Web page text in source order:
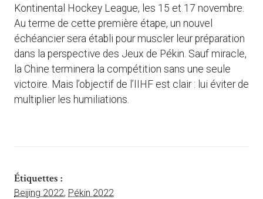
Kontinental Hockey League, les 15 et 17 novembre.
Au terme de cette première étape, un nouvel
échéancier sera établi pour muscler leur préparation
dans la perspective des Jeux de Pékin. Sauf miracle,
la Chine terminera la compétition sans une seule
victoire. Mais l’objectif de l’IIHF est clair : lui éviter de
multiplier les humiliations.
Étiquettes :
Beijing 2022, Pékin 2022